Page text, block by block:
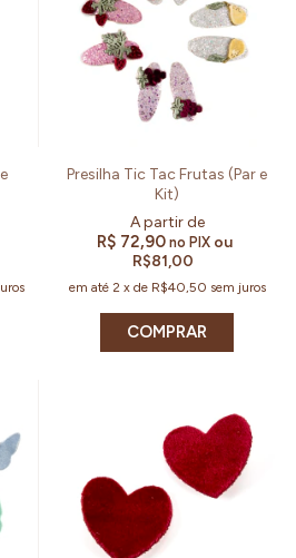
Presilha Tic Tac Frutas (Par e
Kit)
R$ 72,90 no PIX ou
R$81,00
em até 2 x de R$40,50 sem juros
COMPRAR